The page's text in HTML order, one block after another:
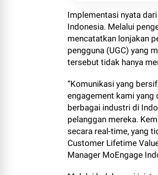
Implementasi nyata
Indonesia. Melalui
mencatatkan lonjakan
pengguna (UGC) yang
tersebut tidak hanya
“Komunikasi yang
engagement kami yang
berbagai industri di
pelanggan mereka.
secara real-time, yang
Customer Lifetime
Manager MoEngage